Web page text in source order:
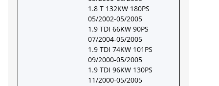
1.8 T 132KW 180PS
05/2002-05/2005
1.9 TDI 66KW 90PS
07/2004-05/2005
1.9 TDI 74KW 101PS
09/2000-05/2005
1.9 TDI 96KW 130PS
11/2000-05/2005